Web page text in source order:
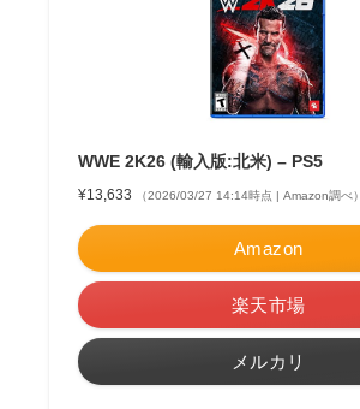
WWE 2K26 (輸入版:北米) – PS5
¥13,633 （2026/03/27 14:14時点 | Amazon調べ）
Amazon
楽天市場
メルカリ